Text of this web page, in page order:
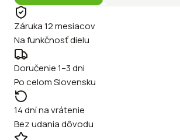
Záruka 12 mesiacov
Na funkčnosť dielu
Doručenie 1–3 dni
Po celom Slovensku
14 dní na vrátenie
Bez udania dôvodu